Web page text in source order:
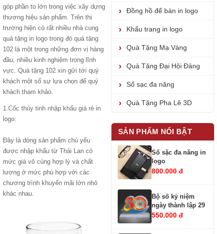
góp phần to lớn trong việc xây dựng
thương hiệu sản phẩm. Trên thị
trường hiện có rất nhiều nhà cung
quà tặng in logo trong đó quà tặng
102 là một trong những đơn vị hàng
đầu, nhiều kinh nghiệm trong lĩnh
vực. Quà tặng 102 xin gửi tới quý
khách một số sự lựa chọn để quý
khách tham khảo.
1.Cốc thủy tinh nhập khẩu giá rẻ in
logo:
Đây là dòng sản phẩm chủ yếu
được nhập khẩu từ Thái Lan có
mức giá vô cùng hợp lý và chất
lượng ở mức phù hợp với các
chương trình khuyến mãi lớn nhỏ
khác nhau.
Đồng hồ để bàn in logo
Khẩu trang in logo
Quà Tặng Mạ Vàng
Quà Tặng Đại Hội Đảng
Sổ sạc đa năng
Quà Tặng Pha Lê 3D
SẢN PHẨM NỔI BẬT
Sổ sặc đa năng in
logo
800.000 đ
Bộ số kỷ niệm
ngày thành lập 29
550.000 đ